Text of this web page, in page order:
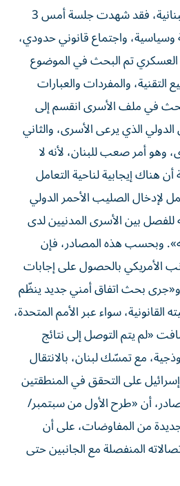
وحسب مصادر الرئاسة اللبنانية، فقد شهدت جلسة أمس 3
واجتماع قانوني حدودي،
العسكري تم البحث في الموضوع
التقنية، والمفردات والعبارات
في ملف الأسرى انقسم إلى
الذي يرعى الأسرى، والثاني
وهو أمر صعب للبنان، لأنه لا
هناك إيجابية لناحية التعامل
لإدخال الصليب الأحمر الدولي
بين الأسرى المدنيين لدى
وبحسب هذه المصادر، فإن
الأمريكي بالحصول على إجابات
بحث اتفاق أمني جديد ينظّم
سواء عبر الأمم المتحدة،
«لم يتم التوصل إلى نتائج
مع تمسّك لبنان، بالانتقال
على التحقق في المنطقتين
أن «طرح الأول من سبتمبر/
جديدة من المفاوضات، على أن
المنفصلة مع الجانبين حتى